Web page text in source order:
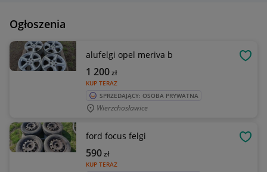
Ogłoszenia
alufelgi opel meriva b
KUP TERAZ
1 200zł
SPRZEDAJĄCY: OSOBA PRYWATNA
Wierzchosławice
ford focus felgi
KUP TERAZ
590zł